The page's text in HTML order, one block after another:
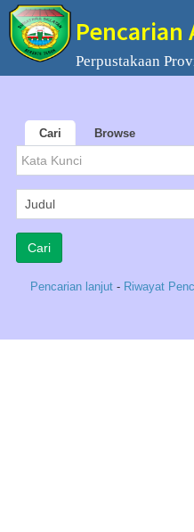
Pencarian
Perpustakaan
Cari Browse
Pencarian lanjut - Riwayat